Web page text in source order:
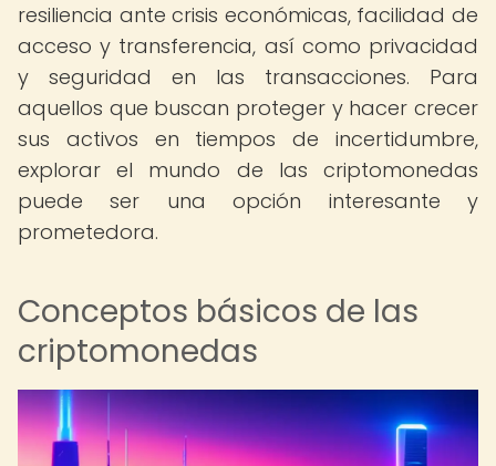
resiliencia ante crisis económicas, facilidad de
acceso y transferencia, así como privacidad
y seguridad en las transacciones. Para
aquellos que buscan proteger y hacer crecer
sus activos en tiempos de incertidumbre,
explorar el mundo de las criptomonedas
puede ser una opción interesante y
prometedora.
Conceptos básicos de las
criptomonedas